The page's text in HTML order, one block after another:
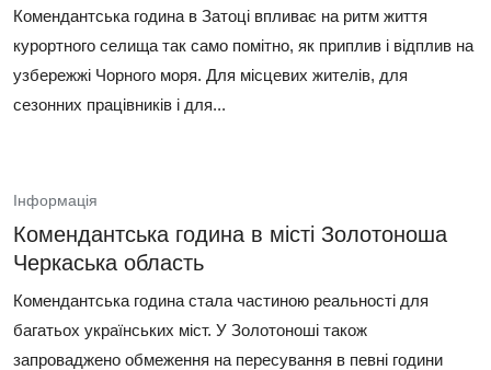
Комендантська година в Затоці впливає на ритм життя
курортного селища так само помітно, як приплив і відплив на
узбережжі Чорного моря. Для місцевих жителів, для
сезонних працівників і для...
Інформація
Комендантська година в місті Золотоноша
Черкаська область
Комендантська година стала частиною реальності для
багатьох українських міст. У Золотоноші також
запроваджено обмеження на пересування в певні години